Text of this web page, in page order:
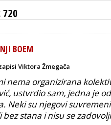
BOEM
Viktora Žmegača
nema organizirana
ustvrdio sam, jedna je
Neki su njegovi
bez stana i nisu se